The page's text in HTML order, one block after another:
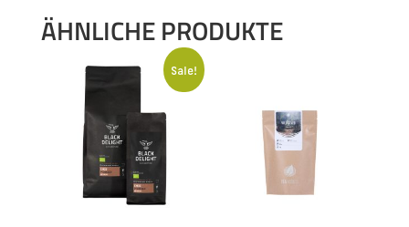
ÄHNLICHE PRODUKTE
Sale!